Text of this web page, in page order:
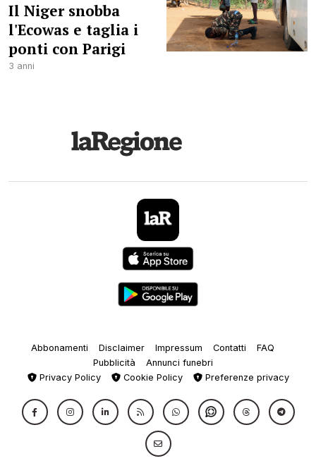
Il Niger snobba
l'Ecowas e taglia i
ponti con Parigi
3 anni
Abbonamenti Disclaimer Impressum Contatti
FAQ
Pubblicità
Annunci funebri
Privacy Policy
Cookie Policy Preferenze privacy